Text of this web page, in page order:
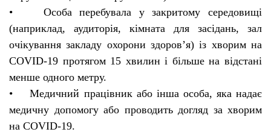
• Особа перебувала у закритому середовищі
(наприклад, аудиторія, кімната для засідань, зал
очікування закладу охорони здоров’я) із хворим на
COVID-19 протягом 15 хвилин і більше на відстані
менше одного метру.
• Медичний працівник або інша особа, яка надає
медичну допомогу або проводить догляд за хворим
на COVID-19.